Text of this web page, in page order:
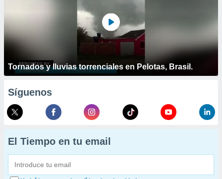
Tornados y lluvias torrenciales en Pelotas, Brasil.
Síguenos
El Tiempo en tu email